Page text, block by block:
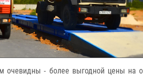
очевидны - более выгодной цены на